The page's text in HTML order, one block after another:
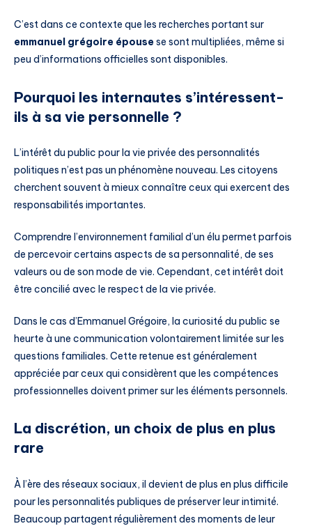
C’est dans ce contexte que les recherches portant sur
emmanuel grégoire épousese sont multipliées, même si
peu d’informations officielles sont disponibles.
Pourquoi les internautes s’intéressent-
ils à sa vie personnelle ?
L’intérêt du public pour la vie privée des personnalités
politiques n’est pas un phénomène nouveau. Les citoyens
cherchent souvent à mieux connaître ceux qui exercent des
responsabilités importantes.
Comprendre l’environnement familial d’un élu permet parfois
de percevoir certains aspects de sa personnalité, de ses
valeurs ou de son mode de vie. Cependant, cet intérêt doit
être concilié avec le respect de la vie privée.
Dans le cas d’Emmanuel Grégoire, la curiosité du public se
heurte à une communication volontairement limitée sur les
questions familiales. Cette retenue est généralement
appréciée par ceux qui considèrent que les compétences
professionnelles doivent primer sur les éléments personnels.
La discrétion, un choix de plus en plus
rare
À l’ère des réseaux sociaux, il devient de plus en plus difficile
pour les personnalités publiques de préserver leur intimité.
Beaucoup partagent régulièrement des moments de leur